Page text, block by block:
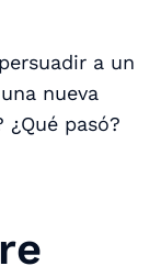
a un
nueva
pasó?